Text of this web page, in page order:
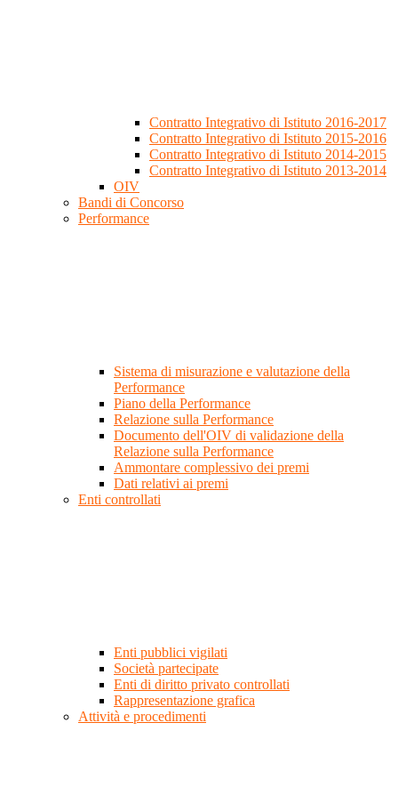
Contratto Integrativo di Istituto 2016-2017
Contratto Integrativo di Istituto 2015-2016
Contratto Integrativo di Istituto 2014-2015
Contratto Integrativo di Istituto 2013-2014
OIV
Bandi di Concorso
Performance
Sistema di misurazione e valutazione della
Performance
Piano della Performance
Relazione sulla Performance
Documento dell'OIV di validazione della
Relazione sulla Performance
Ammontare complessivo dei premi
Dati relativi ai premi
Enti controllati
Enti pubblici vigilati
Società partecipate
Enti di diritto privato controllati
Rappresentazione grafica
Attività e procedimenti